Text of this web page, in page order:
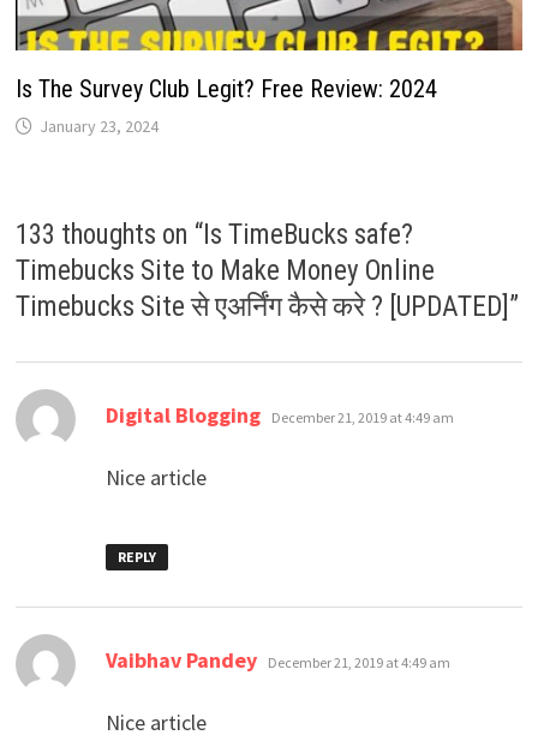
Is The Survey Club Legit? Free Review: 2024
January 23, 2024
133 thoughts on “Is TimeBucks safe?
Timebucks Site to Make Money Online
Timebucks Site से एअर्निंग कैसे करे ? [UPDATED] ”
Digital Blogging says:
December 21, 2019 at 4:49 am
Nice article
REPLY
Vaibhav Pandey says:
December 21, 2019 at 4:49 am
Nice article